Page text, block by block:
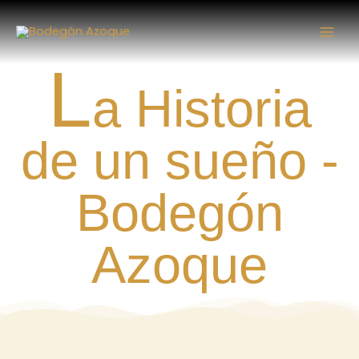
Ir
al
contenido
La Historia
de un sueño -
Bodegón
Azoque